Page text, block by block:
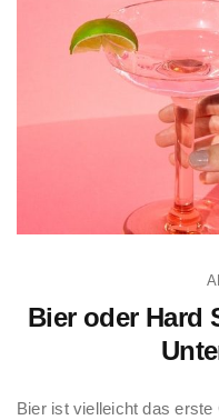
Bier oder Hard
Bier ist vielleicht das